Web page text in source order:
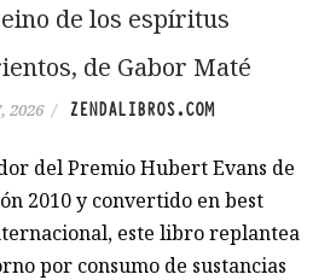
de los espíritus
de Gabor Maté
2026 / ZENDALIBROS.COM
del Premio Hubert Evans de
2010 y convertido en best
este libro replantea
por consumo de sustancias